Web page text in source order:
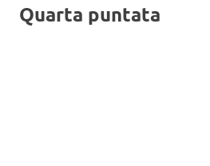
Quarta puntata